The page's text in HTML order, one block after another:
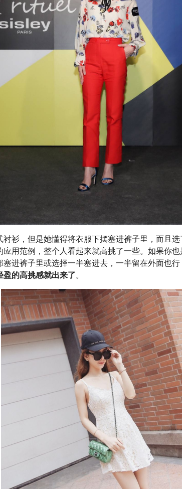
衫，但是她懂得将衣服下摆塞进裤子里，而且选
应用范例，整个人看起来就高挑了一些。如果你
塞进裤子里或选择一半塞进去，一半留在外面也
盈的高挑感就出来了。